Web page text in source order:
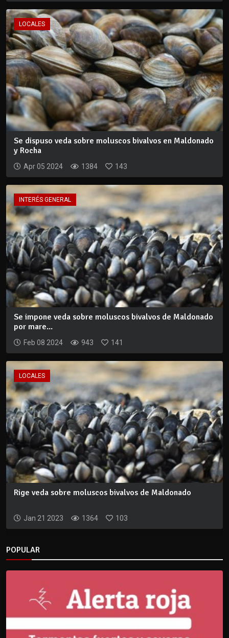
LOCALES
Se dispuso veda sobre moluscos bivalvos en Maldonado
y Rocha
Apr 05 2024 1384 143
INTERÉS GENERAL
Se impone veda sobre moluscos bivalvos de Maldonado
por mare...
Feb 08 2024 943 141
LOCALES
Rige veda sobre moluscos bivalvos de Maldonado
Jan 21 2023 1364 103
POPULAR